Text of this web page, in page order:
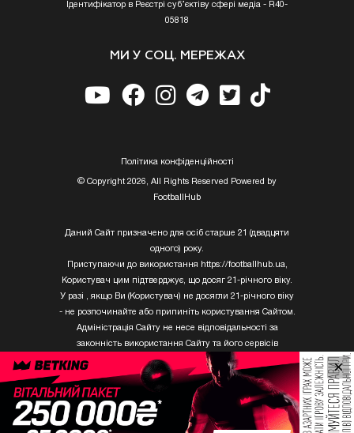
Ідентифікатор в Реєстрі суб’єктіву сфері медіа - R40-
05818
МИ У СОЦ. МЕРЕЖАХ
Полiтика конфiденцiйностi
© Copyright 2026, All Rights Reserved Powered by
FootballHub
Даний Сайт призначено для осіб старше 21 (двадцяти
одного) року.
Приступаючи до використання https://footballhub.ua,
Користувач цим підтверджує, що досяг 21-річного віку.
У разі , якщо Ви (Користувач) не досягли 21-річного віку
- не розпочинайте або припиніть користування Сайтом.
Адміністрація Сайту не несе відповідальності за
законність використання Сайту та його сервісів
Користувачем, який не досяг 21-річного віку.
Твори Getty Images, що розміщені на сайті, не можуть
бути використані третіми особами без письмового
дозволу ТОВ «ГЛОБАЛ ІМІДЖЕС ЮКРЕЙН.
×